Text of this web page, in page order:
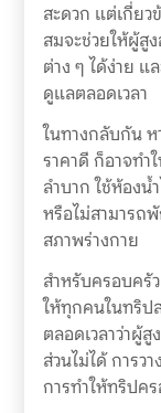
สะดวก แต่เกี่ย
สมจะช่วยให้ผู้สู
ต่าง ๆ ได้ง่าย แ
ดูแลตลอดเวลา
ในทางกลับกัน ห
ราคาดี ก็อาจทำ
ลำบาก ใช้ห้องน้
หรือไม่สามารถ
สภาพร่างกาย
สำหรับครอบครั
ให้ทุกคนในทริป
ตลอดเวลาว่าผู้
ส่วนไม่ได้ การ
การทำให้ทริปค